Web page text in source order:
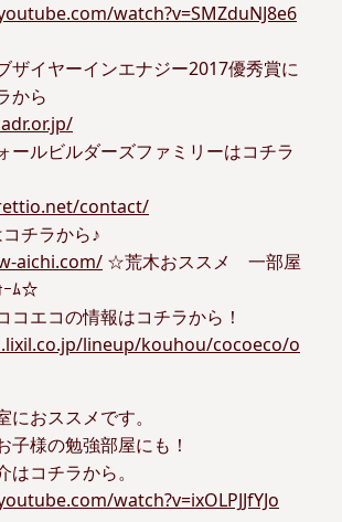
watch?v=SMZduNJ8e6
ザイヤーインエナジー2017優秀賞に
から
ールビルダーズファミリーはコチラ
contact/
チラから♪
aichi.com/ ☆荒木おススメ 一部屋
ｰﾑ☆
エコの情報はコチラから！
lineup/kouhou/cocoeco/o
におススメです。
子様の勉強部屋にも！
コチラから。
watch?v=ixOLPJJfYJo